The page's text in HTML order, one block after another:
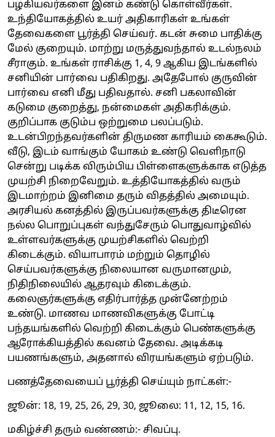
பழகியவர்களை இனம் கண்டு கொள்வீர்கள்.
உந்தியோகத்தில் உயர் அதிகாரிகள் உங்கள்
தேவைகளை பூர்த்தி செய்வர். கடன் சுமை பாதிக்கு
மேல் குறையும். மாற்று மருத்துவந்தால் உடல்நலம்
சீராகும். உங்கள் ராசிக்கு 1, 4, 9 ஆகிய இடங்களில்
சனியின் பார்வை பதிகிறது. அதேபோல் குருவின்
பார்வை எனி மீது பதிவதால். சனி பகலாவின்
கடுமை குறைத்து, நன்மைகள் அதிகரிக்கும்.
குறிப்பாக குடும்ப ஒற்றுமை பலப்படும்.
உடன்பிறந்தவர்களின் திருமண காரியம் கைகூடும்.
வீடு, இடம் வாங்கும் யோகம் உண்டு வெளிநாடு
சென்று படிக்க விரும்பிய பிள்ளைகளுக்காக எடுத்த
முயற்சி நிறைவேறும். உத்தியோகத்தில் வரும்
இடமாற்றம் இனிமை தரும் விதத்தில் அமையும்.
அரசியல் கனத்தில் இருப்பவர்களுக்கு திடீரென
நல்ல பொறுப்புகள் வந்துசேரும் பொதுவாழ்வில்
உள்ளவர்களுக்கு முயற்சிகளில் வெற்றி
கிடைக்கும். வியாபாரம் மற்றும் தொழில்
செய்பவர்களுக்கு நிலையான வருமானமும்,
நிதிநிலையில் ஆதரவும் கிடைக்கும்.
கலைஞர்களுக்கு எதிர்பார்த்த முன்னேற்றம்
உண்டு. மாணவ மாணவிகளுக்கு போட்டி
பந்தயங்களில் வெற்றி கிடைக்கும் பெண்களுக்கு
ஆரோக்கியத்தில் கவனம் தேவை. அடிக்கடி
பயணங்களும், அதனால் விரயங்களும் ஏற்படும்.
பணத்தேவையைப் பூர்த்தி செய்யும் நாட்கள்:-
ஜூன்: 18, 19, 25, 26, 29, 30, ஜூலை: 11, 12, 15, 16.
மகிழ்ச்சி தரும் வண்ணம்:- சிவப்பு.